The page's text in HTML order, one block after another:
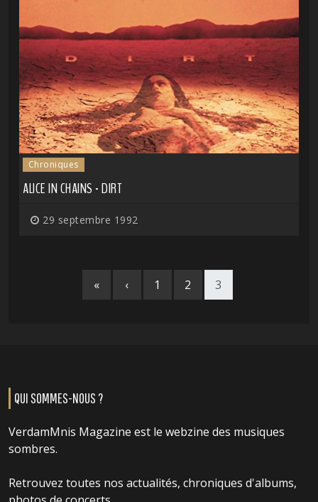
Chroniques
ALICE IN CHAINS - DIRT
29 septembre 1992
« ‹ 1 2 3
QUI SOMMES-NOUS ?
VerdamMnis Magazine est le webzine des musiques
sombres.
Retrouvez toutes nos actualités, chroniques d'albums,